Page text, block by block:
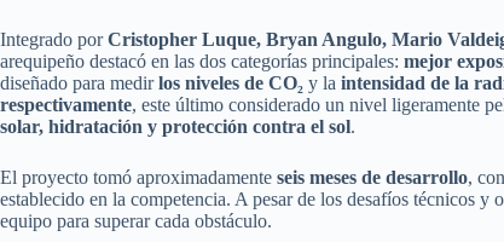
Integrado porCristopher Luque, Bryan Angulo, Mario
arequipeño destacó en las dos categorías principales: mejor
diseñado para medirlos niveles de CO₂ y la intensidad de la
respectivamente, este último considerado un nivel ligeramente
solar, hidratación y protección contra el sol.
El proyecto tomó aproximadamente seis meses de desarrollo,
establecido en la competencia. A pesar de los desafíos técnicos y
equipo para superar cada obstáculo.